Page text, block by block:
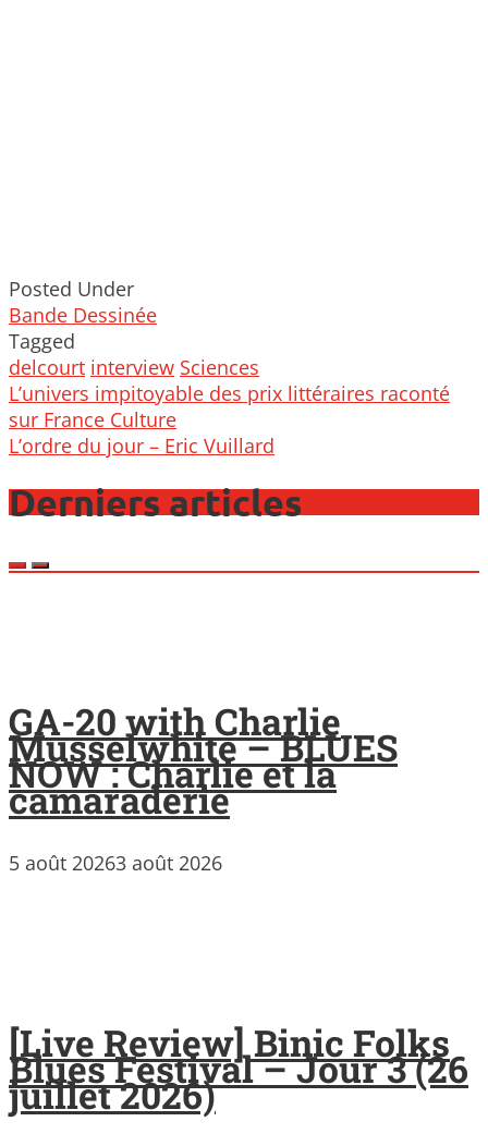
Posted Under
Bande Dessinée
Tagged
delcourt interview Sciences
Post
navigation
L’univers impitoyable des prix littéraires raconté
sur France Culture
L’ordre du jour – Eric Vuillard
Derniers articles
GA-20 with Charlie
Musselwhite – BLUES
NOW : Charlie et la
camaraderie
5 août 20263 août 2026
[Live Review] Binic Folks
Blues Festival – Jour 3 (26
juillet 2026)